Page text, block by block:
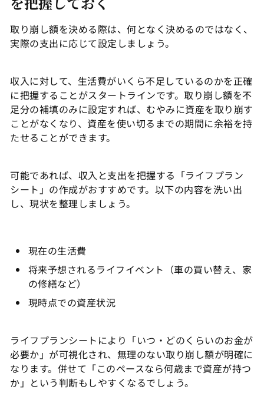
取り崩し額を決める際は、何となく決めるのではなく、
実際の支出に応じて設定しましょう。
収入に対して、生活費がいくら不足しているのかを正確
に把握することがスタートラインです。取り崩し額を不
足分の補填のみに設定すれば、むやみに資産を取り崩す
ことがなくなり、資産を使い切るまでの期間に余裕を持
たせることができます。
可能であれば、収入と支出を把握する「ライフプラン
シート」の作成がおすすめです。以下の内容を洗い出
し、現状を整理しましょう。
現在の生活費
将来予想されるライフイベント（車の買い替え、家
の修繕など）
現時点での資産状況
ライフプランシートにより「いつ・どのくらいのお金が
必要か」が可視化され、無理のない取り崩し額が明確に
なります。併せて「このペースなら何歳まで資産が持つ
か」という判断もしやすくなるでしょう。